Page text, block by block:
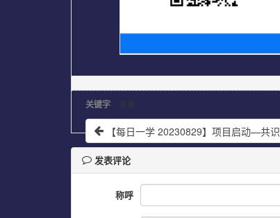
关键字 ：准备
【每日一学 20230829】项目启动—共
发表评论
称呼